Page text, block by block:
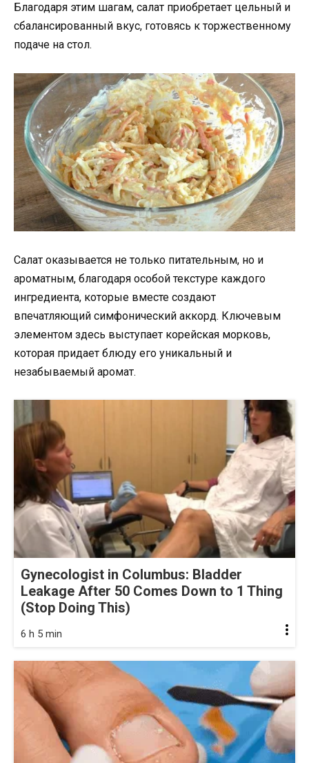
Благодаря этим шагам, салат приобретает цельный и
сбалансированный вкус, готовясь к торжественному
подаче на стол.
Салат оказывается не только питательным, но и
ароматным, благодаря особой текстуре каждого
ингредиента, которые вместе создают
впечатляющий симфонический аккорд. Ключевым
элементом здесь выступает корейская морковь,
которая придает блюду его уникальный и
незабываемый аромат.
Gynecologist in Columbus: Bladder
Leakage After 50 Comes Down to 1 Thing
(Stop Doing This)
6 h 5 min